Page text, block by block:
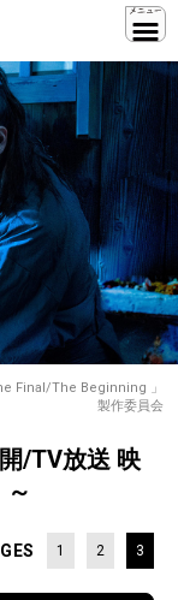
Final/The Beginning 」
製作委員会
/TV放送 映
1 2 3